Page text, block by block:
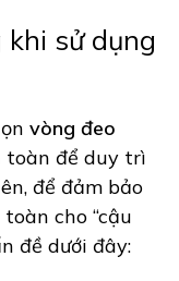
sử dụng
vòng đeo
toàn để duy trì
để đảm bảo
cho “cậu
đề dưới đây: